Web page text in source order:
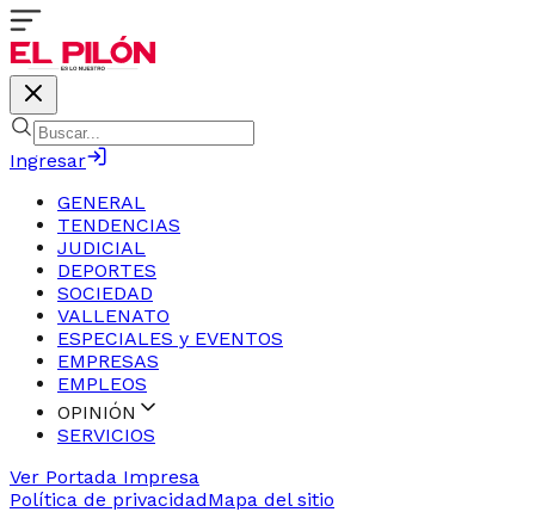
Ingresar
GENERAL
TENDENCIAS
JUDICIAL
DEPORTES
SOCIEDAD
VALLENATO
ESPECIALES y EVENTOS
EMPRESAS
EMPLEOS
OPINIÓN
SERVICIOS
Ver Portada Impresa
Política de privacidadMapa del sitio